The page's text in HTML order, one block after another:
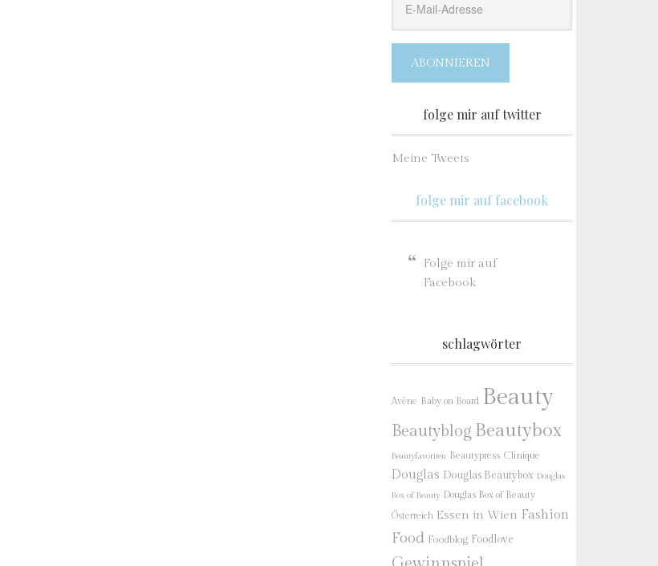
ABONNIEREN
folge mir auf twitter
Meine Tweets
folge mir auf facebook
Folge mir auf
Facebook
schlagwörter
Avène Baby on Board Beauty
Beautyblog Beautybox
Beautyfavoriten Beautypress Clinique
Douglas Douglas Beautybox Douglas
Box of Beauty Douglas Box of Beauty
Österreich Essen in Wien Fashion
Food Foodblog Foodlove